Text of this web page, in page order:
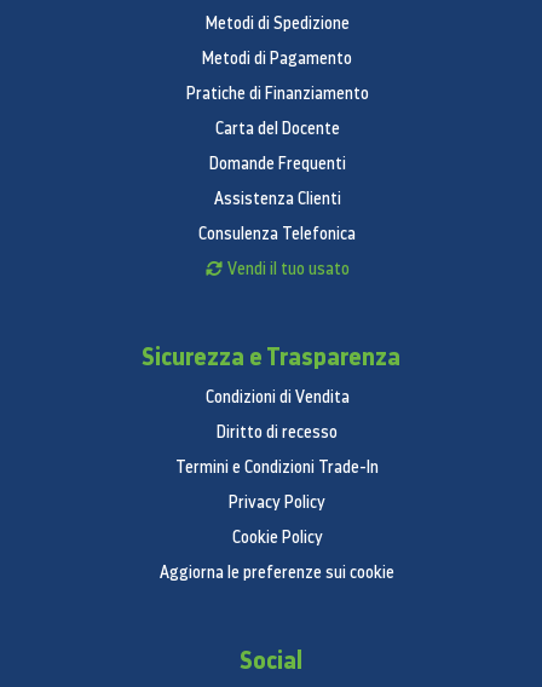
Metodi di Spedizione
Metodi di Pagamento
Pratiche di Finanziamento
Carta del Docente
Domande Frequenti
Assistenza Clienti
Consulenza Telefonica
Vendi il tuo usato
Sicurezza e Trasparenza
Condizioni di Vendita
Diritto di recesso
Termini e Condizioni Trade-In
Privacy Policy
Cookie Policy
Aggiorna le preferenze sui cookie
Social